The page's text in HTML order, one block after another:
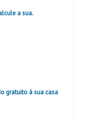
a sua.
gratuito à sua casa